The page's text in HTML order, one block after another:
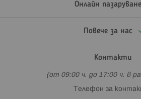
Онлайн пазаруване
Повече за нас
Контакти
(от 09:00 ч. до 17:00 ч. в
Телефон за